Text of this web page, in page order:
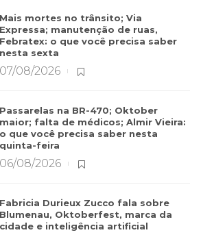
Mais mortes no trânsito; Via
Expressa; manutenção de ruas,
Febratex: o que você precisa saber
nesta sexta
07/08/2026
Passarelas na BR-470; Oktober
maior; falta de médicos; Almir Vieira:
o que você precisa saber nesta
quinta-feira
06/08/2026
Fabricia Durieux Zucco fala sobre
Blumenau, Oktoberfest, marca da
cidade e inteligência artificial